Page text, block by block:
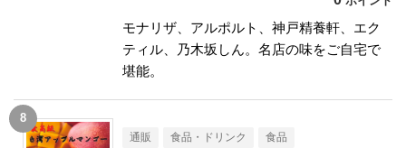
モナリザ、アルポルト、神戸精養軒、エク
ティル、乃木坂しん。名店の味をご自宅で
堪能。
通販 食品・ドリンク 食品